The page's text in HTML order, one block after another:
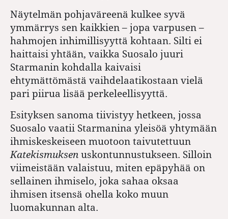
Näytelmän pohjaväreenä kulkee syvä
ymmärrys sen kaikkien – jopa varpusen –
hahmojen inhimillisyyttä kohtaan. Silti ei
haittaisi yhtään, vaikka Suosalo juuri
Starmanin kohdalla kaivaisi
ehtymättömästä vaihdelaatikostaan vielä
pari piirua lisää perkeleellisyyttä.
Esityksen sanoma tiivistyy hetkeen, jossa
Suosalo vaatii Starmanina yleisöä yhtymään
ihmiskeskeiseen muotoon taivutettuun
Katekismuksen uskontunnustukseen. Silloin
viimeistään valaistuu, miten epäpyhää on
sellainen ihmiselo, joka sahaa oksaa
ihmisen itsensä ohella koko muun
luomakunnan alta.